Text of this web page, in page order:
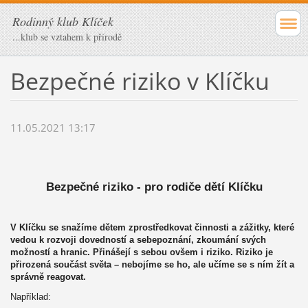
Rodinný klub Klíček
...klub se vztahem k přírodě
Bezpečné riziko v Klíčku
11.05.2021 13:17
Bezpečné riziko - pro rodiče dětí Klíčku
V Klíčku se snažíme dětem zprostředkovat činnosti a zážitky, které
vedou k rozvoji dovedností a sebepoznání, zkoumání svých
možností a hranic. Přinášejí s sebou ovšem i riziko. Riziko je
přirozená součást světa – nebojíme se ho, ale učíme se s ním žít a
správně reagovat.
Například: